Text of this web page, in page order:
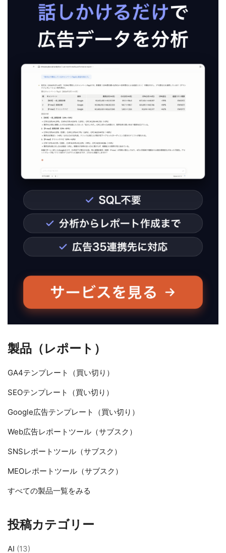
製品（レポート）
GA4テンプレート（買い切り）
SEOテンプレート（買い切り）
Google広告テンプレート（買い切り）
Web広告レポートツール（サブスク）
SNSレポートツール（サブスク）
MEOレポートツール（サブスク）
すべての製品一覧をみる
投稿カテゴリー
AI (13)